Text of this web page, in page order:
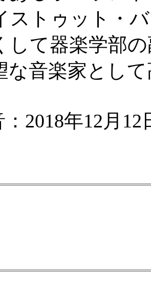
ストゥット・
して器楽学部
な音楽家とし
2018年12月12